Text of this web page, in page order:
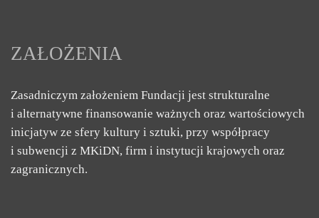
ZAŁOŻENIA
Zasadniczym założeniem Fundacji jest strukturalne
i alternatywne finansowanie ważnych oraz wartościowych
inicjatyw ze sfery kultury i sztuki, przy współpracy
i subwencji z MKiDN, firm i instytucji krajowych oraz
zagranicznych.